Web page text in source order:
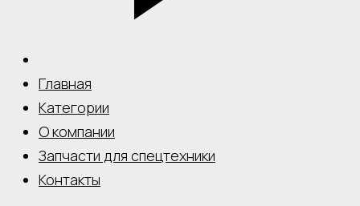
Главная
Категории
О компании
Запчасти для спецтехники
Контакты